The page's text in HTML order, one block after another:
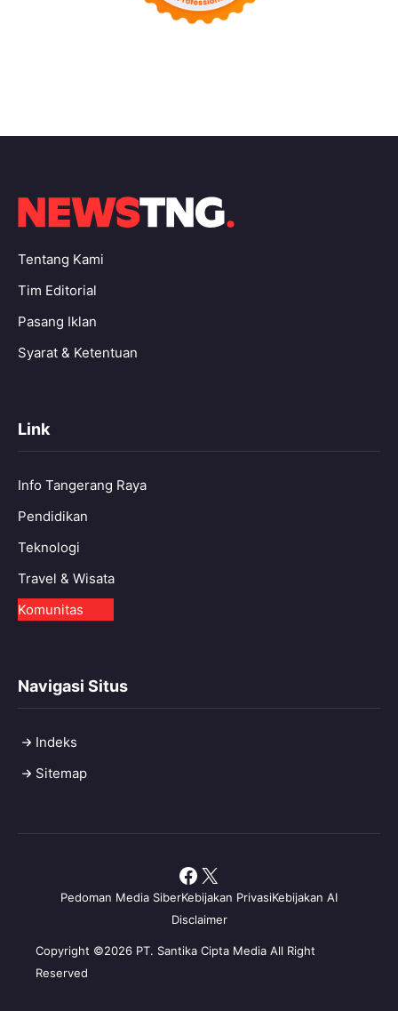
Tentang Kami
Tim Editorial
Pasang Iklan
Syarat & Ketentuan
Link
Info Tangerang Raya
Pendidikan
Teknologi
Travel & Wisata
Komunitas
Navigasi Situs
Indeks
Sitemap
Copyright ©2026 PT. Santika Cipta Media All Right
Reserved
Pedoman Media SiberKebijakan PrivasiKebijakan AI
Disclaimer
Facebook
X